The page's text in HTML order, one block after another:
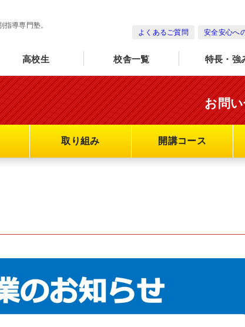
導専門塾。
よくあるご質問
安全安心へ
高校生 校舎一覧 特長・強
お問
取り組み 開講コース